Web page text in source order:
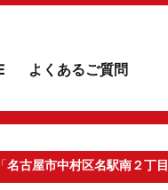
よくあるご質問
名古屋市中村区名駅南２丁目